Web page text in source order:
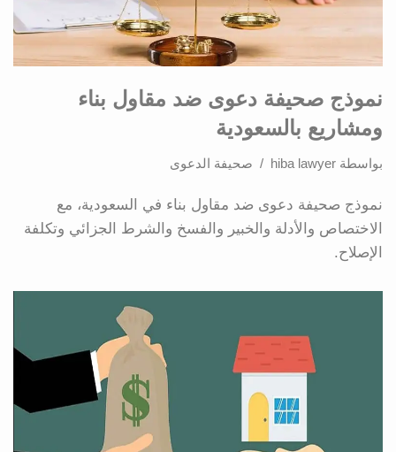
نموذج صحيفة دعوى ضد مقاول بناء
ومشاريع بالسعودية
بواسطة hiba lawyer صحيفة الدعوى
نموذج صحيفة دعوى ضد مقاول بناء في السعودية، مع
الاختصاص والأدلة والخبير والفسخ والشرط الجزائي وتكلفة
الإصلاح.